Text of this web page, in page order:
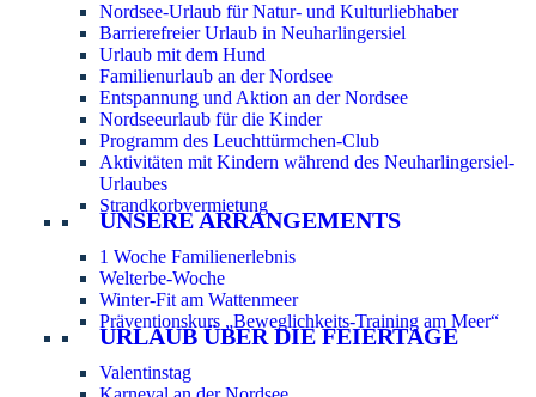
Nordsee-Urlaub für Natur- und Kulturliebhaber
Barrierefreier Urlaub in Neuharlingersiel
Urlaub mit dem Hund
Familienurlaub an der Nordsee
Entspannung und Aktion an der Nordsee
Nordseeurlaub für die Kinder
Programm des Leuchttürmchen-Club
Aktivitäten mit Kindern während des Neuharlingersiel-
Urlaubes
Strandkorbvermietung
UNSERE ARRANGEMENTS
1 Woche Familienerlebnis
Welterbe-Woche
Winter-Fit am Wattenmeer
Präventionskurs „Beweglichkeits-Training am Meer“
URLAUB ÜBER DIE FEIERTAGE
Valentinstag